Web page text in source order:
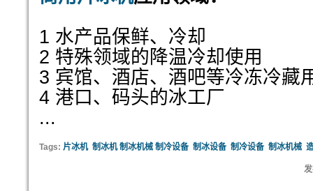
1 水产品保鲜、冷却
2 特殊领域的降温冷却使用
3 宾馆、酒店、酒吧等冷冻冷藏
4 港口、码头的冰工厂
...
Tags: 片冰机 制冰机 制冰机械 制冷设备 制冰设备 制冷设备 制冰机械